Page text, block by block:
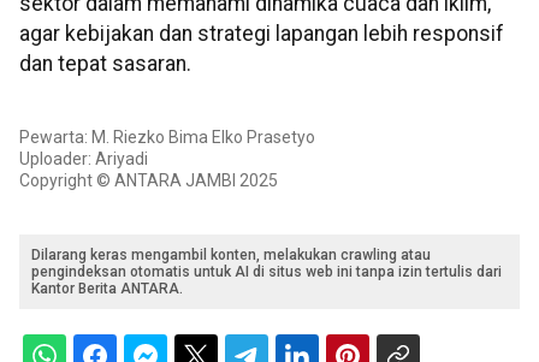
agar kebijakan dan strategi lapangan lebih responsif
dan tepat sasaran.
Pewarta: M. Riezko Bima Elko Prasetyo
Uploader: Ariyadi
Copyright © ANTARA JAMBI 2025
Dilarang keras mengambil konten, melakukan crawling atau
pengindeksan otomatis untuk AI di situs web ini tanpa izin tertulis dari
Kantor Berita ANTARA.